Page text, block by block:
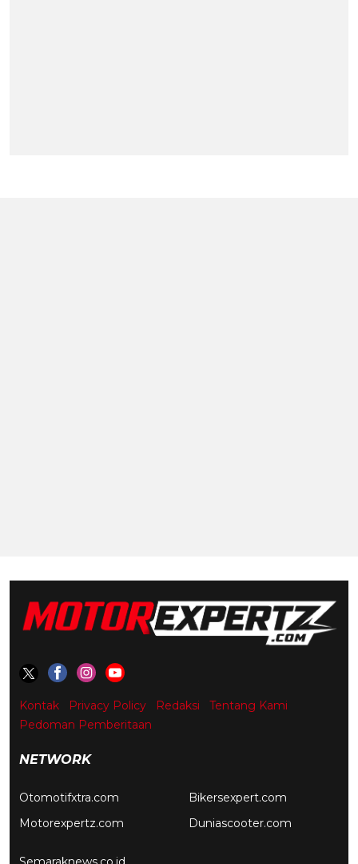
Kontak Privacy Policy Redaksi
Tentang Kami
Pedoman Pemberitaan
NETWORK
Otomotifxtra.com
Motorexpertz.com
Bikersexpert.com
Duniascooter.com